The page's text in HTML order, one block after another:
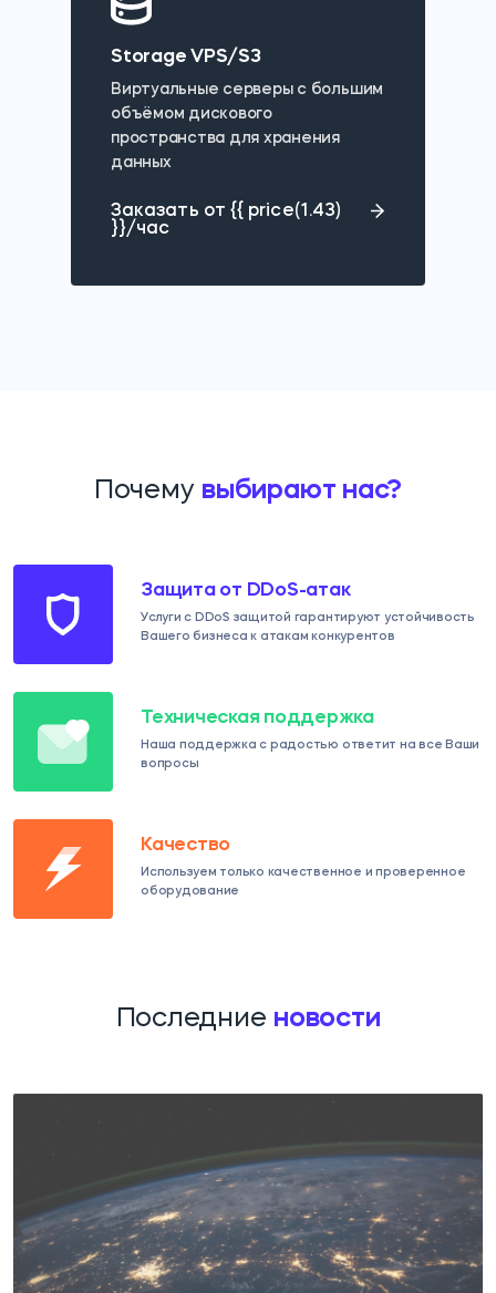
Storage VPS/S3
Виртуальные серверы с большим
объёмом дискового
пространства для хранения
данных
Заказать от {{ price(1.43)
}}/час
Почему выбирают нас?
Защита от DDoS-атак
Услуги с DDoS защитой гарантируют устойчивость
Вашего бизнеса к атакам конкурентов
Техническая поддержка
Наша поддержка с радостью ответит на все Ваши
вопросы
Качество
Используем только качественное и проверенное
оборудование
Последние новости